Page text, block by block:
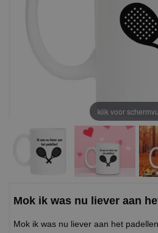
klik voor
Mok ik was nu liever aan
Mok ik was nu liever aan het padellen.